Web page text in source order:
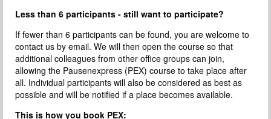
Less than 6 participants - still want to participate?
If fewer than 6 participants can be found, you are welcome to
contact us by email. We will then open the course so that
additional colleagues from other office groups can join,
allowing the Pausenexpress (PEX) course to take place after
all. Individual participants will also be considered as best as
possible and will be notified if a place becomes available.
This is how you book PEX: